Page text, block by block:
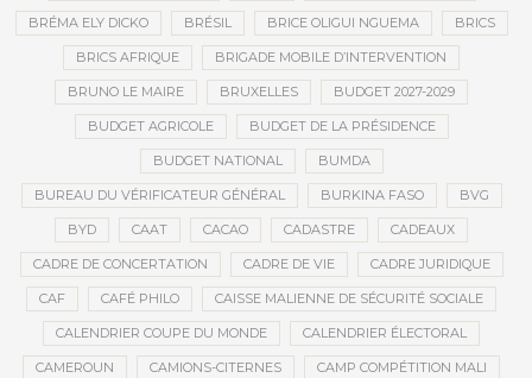
BRÉMA ELY DICKO BRÉSIL BRICE OLIGUI NGUEMA BRICS
BRICS AFRIQUE BRIGADE MOBILE D’INTERVENTION
BRUNO LE MAIRE BRUXELLES BUDGET 2027-2029
BUDGET AGRICOLE BUDGET DE LA PRÉSIDENCE
BUDGET NATIONAL BUMDA
BUREAU DU VÉRIFICATEUR GÉNÉRAL BURKINA FASO BVG
BYD CAAT CACAO CADASTRE CADEAUX
CADRE DE CONCERTATION CADRE DE VIE CADRE JURIDIQUE
CAF CAFÉ PHILO CAISSE MALIENNE DE SÉCURITÉ SOCIALE
CALENDRIER COUPE DU MONDE CALENDRIER ÉLECTORAL
CAMEROUN CAMIONS-CITERNES CAMP COMPÉTITION MALI